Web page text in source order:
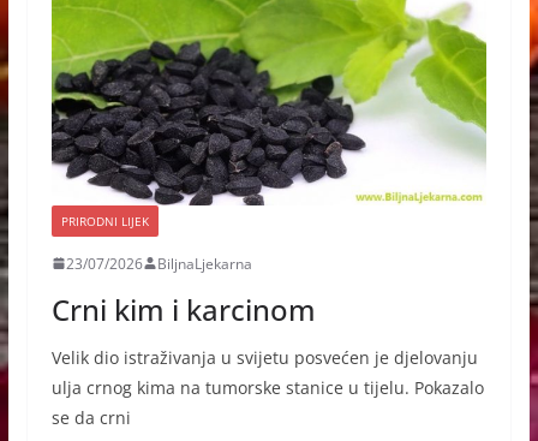
PRIRODNI LIJEK
23/07/2026 BiljnaLjekarna
Crni kim i karcinom
Velik dio istraživanja u svijetu posvećen je djelovanju
ulja crnog kima na tumorske stanice u tijelu. Pokazalo
se da crni